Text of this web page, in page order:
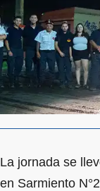
La jornada se
en Sarmiento